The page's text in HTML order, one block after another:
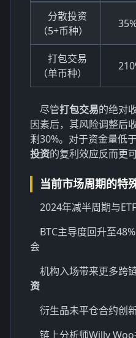
分散投资
（5+币种）
打包交易
（单币种）
尽管打包交易的绝对
因素后，其风险调整后
剩30%。对于资金量低
投资的复利效应反而更
当前市场周期的特
2024年减半周期与
BTC主导度回升至
会
机构入场带来更多跨
资
衍生品未平仓合约创
链上分析师Willy